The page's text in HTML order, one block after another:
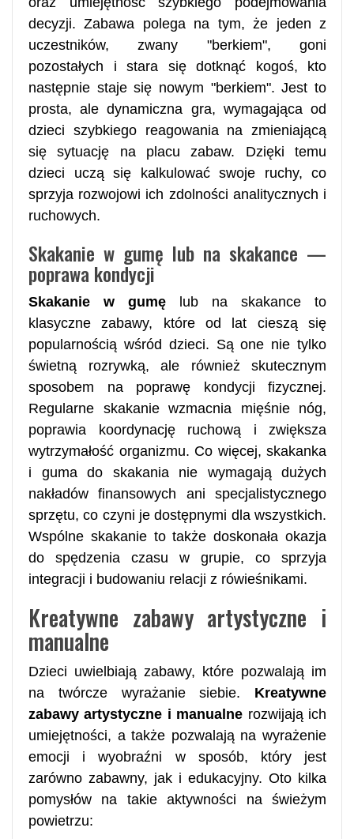
decyzji. Zabawa polega na tym, że jeden z
uczestników, zwany "berkiem", goni
pozostałych i stara się dotknąć kogoś, kto
następnie staje się nowym "berkiem". Jest to
prosta, ale dynamiczna gra, wymagająca od
dzieci szybkiego reagowania na zmieniającą
się sytuację na placu zabaw. Dzięki temu
dzieci uczą się kalkulować swoje ruchy, co
sprzyja rozwojowi ich zdolności analitycznych i
ruchowych.
Skakanie w gumę lub na skakance —
poprawa kondycji
Skakanie w gumę lub na skakance to
klasyczne zabawy, które od lat cieszą się
popularnością wśród dzieci. Są one nie tylko
świetną rozrywką, ale również skutecznym
sposobem na poprawę kondycji fizycznej.
Regularne skakanie wzmacnia mięśnie nóg,
poprawia koordynację ruchową i zwiększa
wytrzymałość organizmu. Co więcej, skakanka
i guma do skakania nie wymagają dużych
nakładów finansowych ani specjalistycznego
sprzętu, co czyni je dostępnymi dla wszystkich.
Wspólne skakanie to także doskonała okazja
do spędzenia czasu w grupie, co sprzyja
integracji i budowaniu relacji z rówieśnikami.
Kreatywne zabawy artystyczne i
manualne
Dzieci uwielbiają zabawy, które pozwalają im
na twórcze wyrażanie siebie. Kreatywne
zabawy artystyczne i manualne rozwijają ich
umiejętności, a także pozwalają na wyrażenie
emocji i wyobraźni w sposób, który jest
zarówno zabawny, jak i edukacyjny. Oto kilka
pomysłów na takie aktywności na świeżym
powietrzu: